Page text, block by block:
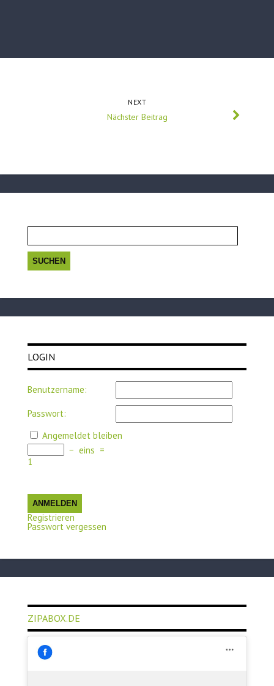
NEXT
Nächster Beitrag
nach:
LOGIN
Benutzername:
Passwort:
Angemeldet bleiben
− eins =
1
ANMELDEN
Registrieren
Passwort vergessen
ZIPABOX.DE